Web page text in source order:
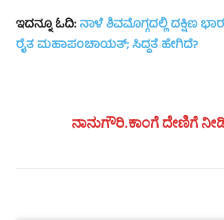
ಇದನ್ನೂ ಓದಿ:ನಾಳೆ ಶಿವಮೊಗ್ಗದಲ್ಲಿ ‌ದಕ್ಷಿಣ
ರೈತ ಮಹಾಪಂಚಾಯತ್; ಸಿದ್ದತೆ ಹೇಗಿದೆ?
ನಾನುಗೌರಿ.ಕಾಂಗೆ ದೇಣಿಗೆ